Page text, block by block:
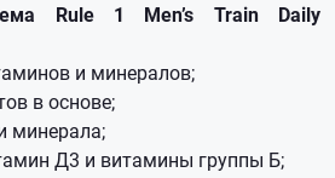
Rule 1 Men’s Train Daily
и минералов;
в основе;
минерала;
Д3 и витамины группы Б;